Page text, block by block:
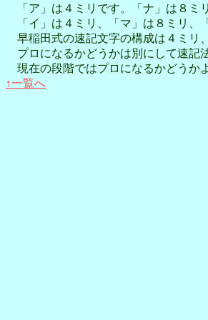
「ア」は４ミリです。「ナ」は８ミ
「イ」は４ミリ、「マ」は８ミリ、
早稲田式の速記文字の構成は４ミリ
プロになるかどうかは別にして速記
現在の段階ではプロになるかどうか
↑一覧へ